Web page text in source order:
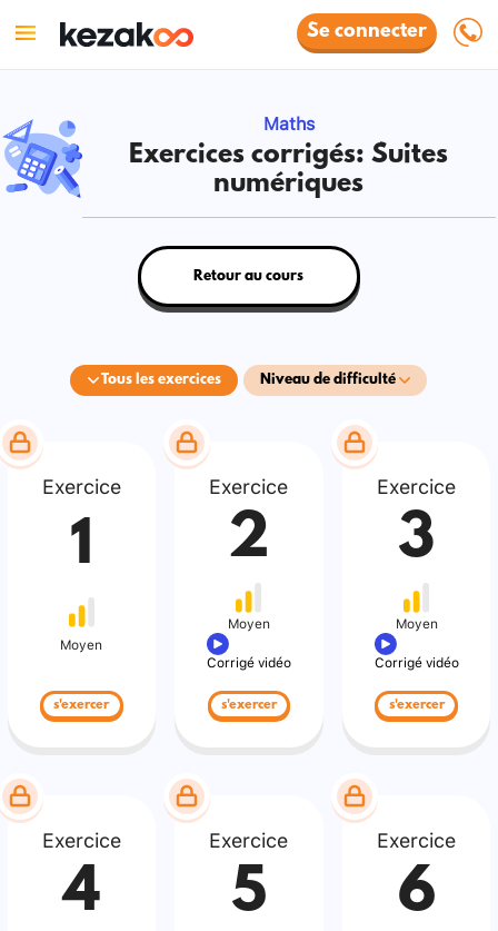
Se connecter
Maths
Exercices corrigés: Suites
numériques
Tous les exercices Niveau de difficulté
Retour au cours
Exercice
1
Moyen
s'exercer
Exercice
2
Moyen
Corrigé vidéo
s'exercer
Exercice
3
Moyen
Corrigé vidéo
s'exercer
Exercice
4
Exercice
5
Exercice
6